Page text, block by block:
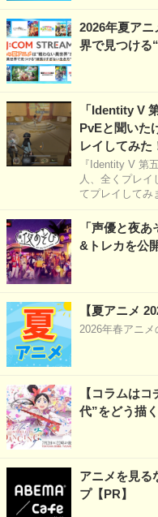
2026年夏ア
界で見つける
「Identity V
PvEと聞いた
レイしてみた
『Identity V 第
人、全くプレ
てプレイしてみ
「声優と夜
&トレカを公
【夏アニメ
2026年春アニメ
【コラムは
代”をどう描
アニメを見る
プ【PR】